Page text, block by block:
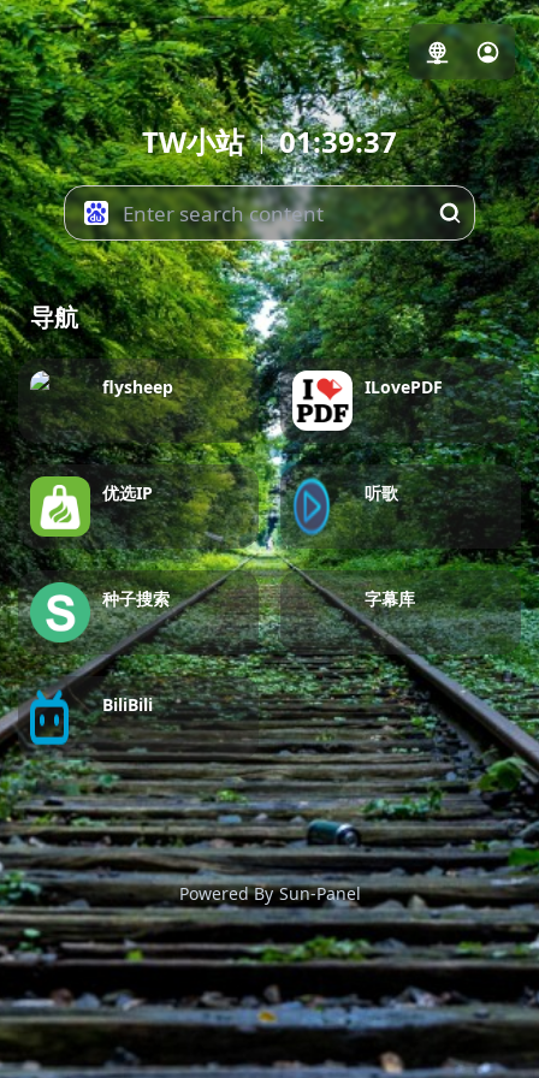
TW小站 | 01:39:38
导航
flysheep ILovePDF
优选IP 听歌
种子搜索 字幕库
BiliBili
Powered By Sun-Panel